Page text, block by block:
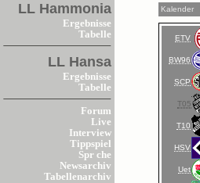
LL Hammonia
Ergebnisse
Tabelle
LL Hansa
Ergebnisse
Tabelle
Forum
Live
Interview
Tippspiel
Spr che
Newsarchiv
Tabellenarchiv
Kalender
ETV
BW96
SCP
T05
T10
HSV
Uet